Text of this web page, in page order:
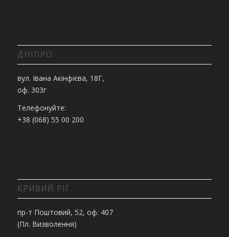
ДНІПРО
вул. Івана Акінфієва, 18Г,
оф. 303г
Телефонуйте:
+38 (068) 55 00 200
КРИВИЙ РІГ
пр-т Поштовий, 52, оф. 407
(Пл. Визволення)